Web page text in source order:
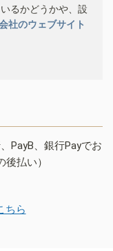
るかどうかや、設
社のウェブサイト
PayB、銀行Payでお
払い）
ちら